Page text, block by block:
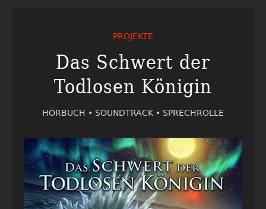
PROJEKTE
Das Schwert der
Todlosen Königin
HÖRBUCH • SOUNDTRACK • SPRECHROLLE